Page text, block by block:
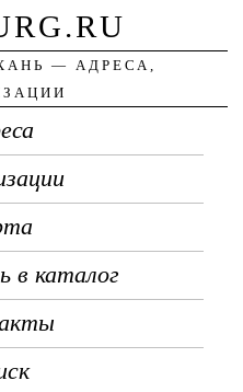
— АДРЕСА,
в каталог